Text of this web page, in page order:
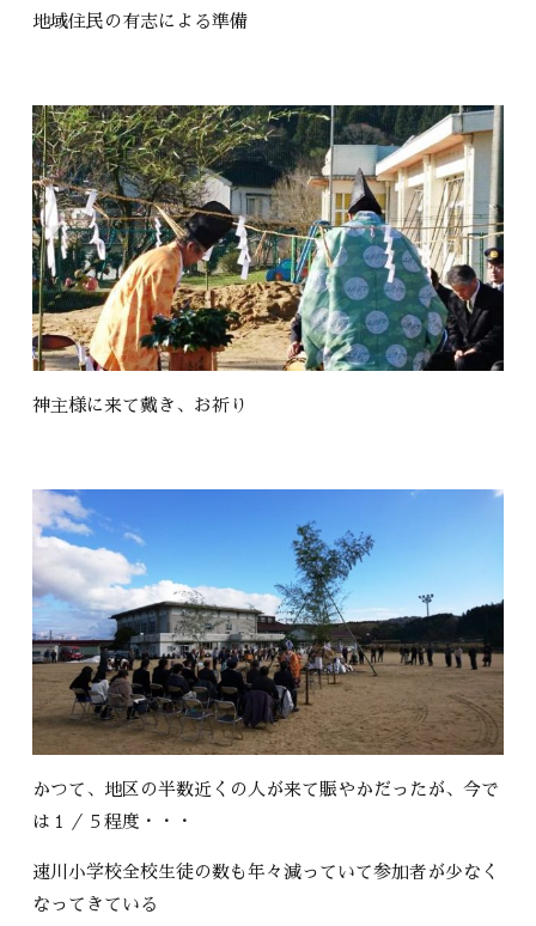
地域住民の有志による準備
神主様に来て戴き、お祈り
かつて、地区の半数近くの人が来て賑やかだったが、今で
は１／５程度・・・
速川小学校全校生徒の数も年々減っていて参加者が少なく
なってきている